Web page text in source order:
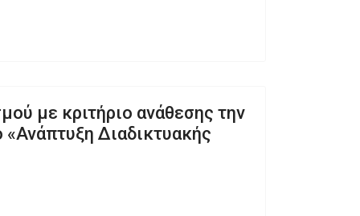
με κριτήριο ανάθεσης την
Διαδικτυακής